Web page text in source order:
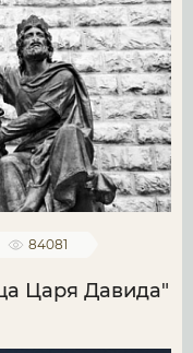
84081
Царя Давида"